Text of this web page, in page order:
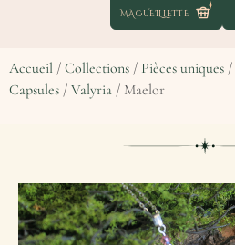
Accueil / Collections / Pièces uniques /
Capsules / Valyria / Maelor